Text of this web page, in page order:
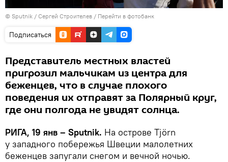
© Sputnik / Сергей Строителев / Перейти в фотобанк
Подписаться
Представитель местных властей
пригрозил мальчикам из центра для
беженцев, что в случае плохого
поведения их отправят за Полярный круг,
где они полгода не увидят солнца.
РИГА, 19 янв – Sputnik. На острове Tjörn
у западного побережья Швеции малолетних
беженцев запугали снегом и вечной ночью.